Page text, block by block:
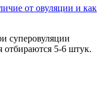
от овуляции и как
суперовуляции
отбираются 5-6 штук.